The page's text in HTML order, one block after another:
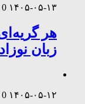
۱۴۰۵-۰۵-۱۳ 0
هر
زبان
۱۴۰۵-۰۵-۱۲ 0